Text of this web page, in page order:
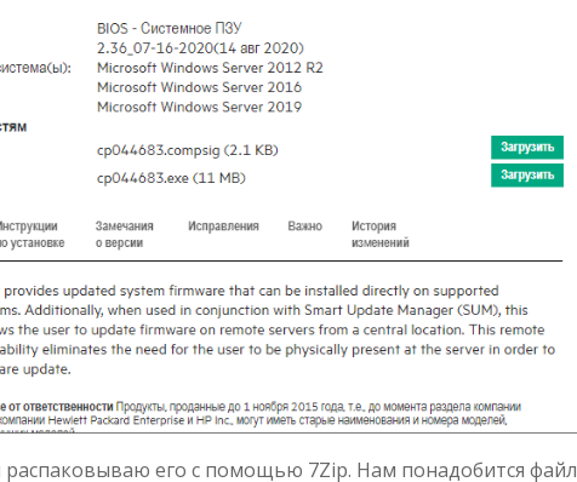
распаковываю его с помощью 7Zip. Нам понадобится файл